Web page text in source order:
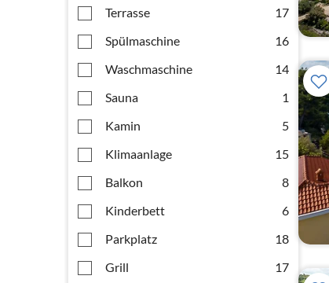
Terrasse
17
Spülmaschine
16
Waschmaschine
14
Sauna
1
Kamin
5
Klimaanlage
15
Balkon
8
Kinderbett
6
Parkplatz
18
Grill
17